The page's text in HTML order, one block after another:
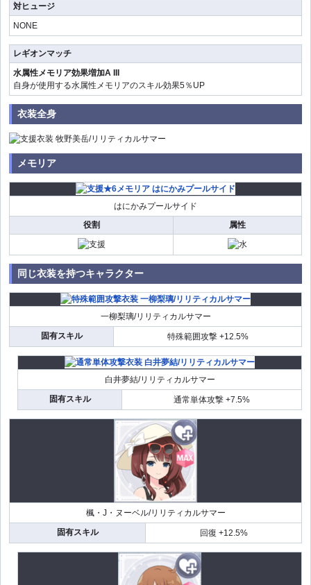
対ヒュージ
NONE
レギオンマッチ
水属性メモリア効果増加A III
自身が使用する水属性メモリアのスキル効果5％UP
衣装全身
メモリア
はにかみプールサイド
役割
属性
同じ衣装を持つキャラクター
一柳梨璃/リリティカルサマー
固有スキル
特殊範囲攻撃 +12.5%
白井夢結/リリティカルサマー
固有スキル
通常単体攻撃 +7.5%
楓・J・ヌーベル/リリティカルサマー
固有スキル
回復 +12.5%